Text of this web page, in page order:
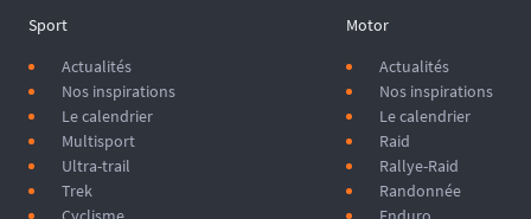
Sport
Actualités
Nos inspirations
Le calendrier
Multisport
Ultra-trail
Trek
Motor
Actualités
Nos inspirations
Le calendrier
Raid
Rallye-Raid
Randonnée